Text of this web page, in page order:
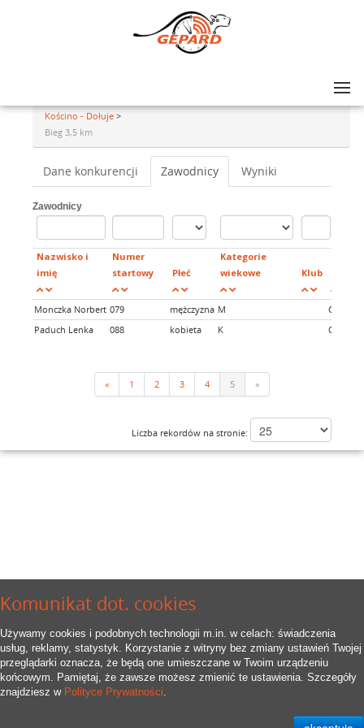
Komunikat dot. cookies
Używamy cookies i podobnych technologii m.in. w celach: świadczenia
usług, reklamy, statystyk. Korzystanie z witryny bez zmiany ustawień Twojej
przeglądarki oznacza, że będą one umieszczane w Twoim urządzeniu
końcowym. Pamiętaj, że zawsze możesz zmienić te ustawienia. Szczegóły
znajdziesz w Polityce Prywatności.
Kościno - Dołuje >
Bieg 3,5 km
Dane konkurencji Zawodnicy Wyniki
Zawodnicy
Nazwisko i
imię
Numer
startowy
Płeć
Kategorie
wiekowe
Klub
Monczka Norbert 079 mężczyzna M
Paduch Lenka
088 kobieta K
« 1 2 3 4 5 »
Liczba rekordów na stronie: